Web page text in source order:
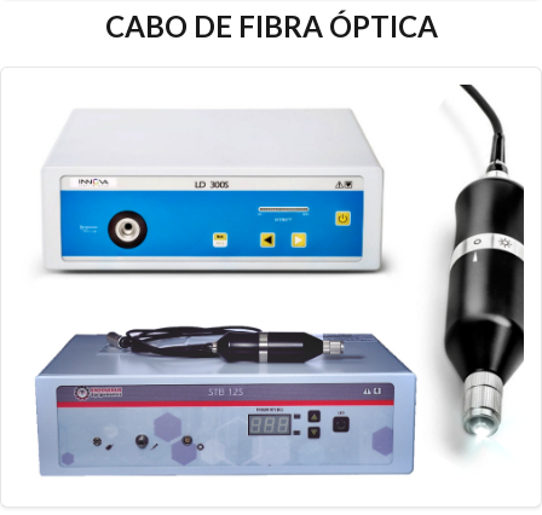
CABO DE FIBRA ÓPTICA